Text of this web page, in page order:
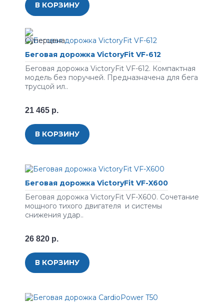
В КОРЗИНУ
Беговая дорожка VictoryFit VF-612
Беговая дорожка VictoryFit VF-612. Компактная
модель без поручней. Предназначена для бега
трусцой ил..
21 465 р.
В КОРЗИНУ
Беговая дорожка VictoryFit VF-X600
Беговая дорожка VictoryFit VF-X600. Сочетание
мощного тихого двигателя и системы
снижения удар..
26 820 р.
В КОРЗИНУ